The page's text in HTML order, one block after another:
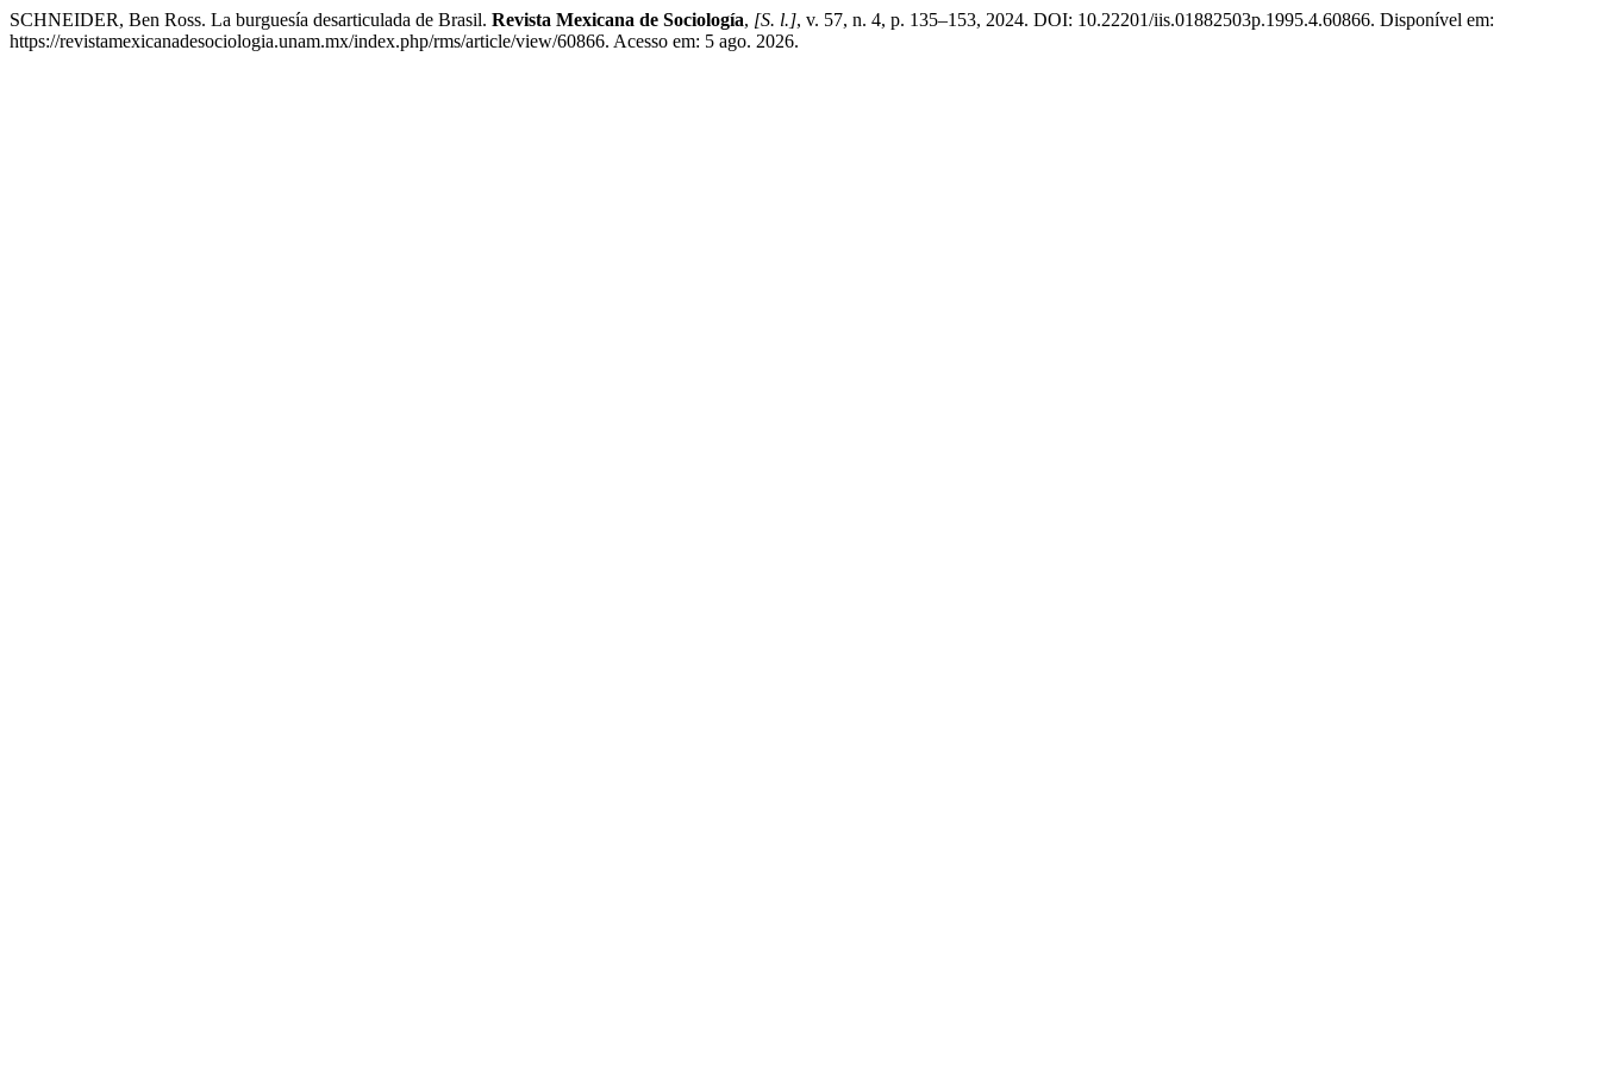
SCHNEIDER, Ben Ross. La burguesía desarticulada de Brasil. Revista Mexicana de Sociología, [S. l.], v. 57, n. 4, p. 135–153, 2024. DOI: 10.22201/iis.01882503p.1995.4.60866. Disponível em:
https://revistamexicanadesociologia.unam.mx/index.php/rms/article/view/60866. Acesso em: 5 ago. 2026.